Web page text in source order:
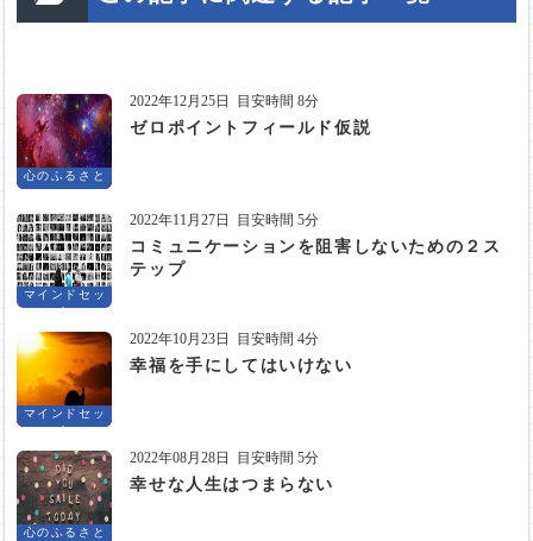
心のふるさと
2022年12月25日 目安時間 8分
ゼロポイントフィールド仮説
マインドセッ
ト
2022年11月27日 目安時間 5分
コミュニケーションを阻害しないための２ス
テップ
マインドセッ
ト
2022年10月23日 目安時間 4分
幸福を手にしてはいけない
心のふるさと
2022年08月28日 目安時間 5分
幸せな人生はつまらない